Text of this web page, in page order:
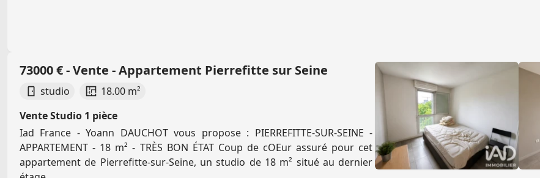
73000 € - Vente - Appartement Pierrefitte sur Seine
studio
18.00 m²
Vente Studio 1 pièce
Iad France - Yoann DAUCHOT vous propose : PIERREFITTE-SUR-SEINE -
APPARTEMENT - 18 m² - TRÈS BON ÉTAT Coup de cOEur assuré pour cet
appartement de Pierrefitte-sur-Seine, un studio de 18 m² situé au dernier